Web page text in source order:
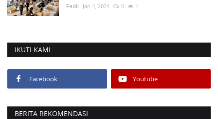
Fadli Jan 4, 2024 0 4
IKUTI KAMI
Facebook Youtube
BERITA REKOMENDASI